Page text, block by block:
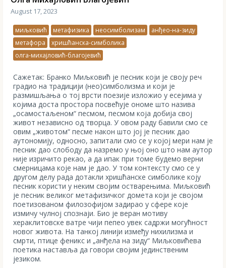
August 17, 2023
миљковић метафизика неосимболизам
aнђео-на-зиду
метафора
хришћанска-симболика
олга-михајловић-благојевић
Сажетак: Бранко Миљковић је песник који је своју реч
градио на традицији (нео)симболизма и који је
размишљања о тој врсти поезије изложио у есејима у
којима доста простора посвећује ономе што назива
„осамостаљеном“ песмом, песмом која добија свој
живот независно од творца. У овом раду бавили смо се
овим „животом“ песме након што јој је песник дао
аутономију, односно, запитали смо се у којој мери нам је
песник дао слободу да назремо у њој оно што нам аутор
није изричито рекао, а да ипак при томе будемо верни
смерницама које нам је дао. У том контексту смо се у
другом делу рада дотакли хришћанске симболике коју
песник користи у неким својим остварењима. Миљковић
је песник великог метафизичког домета који је својом
поетизованом филозофијом задирао у сфере које
измичу чулној спознаји. Био је веран мотиву
хераклитовске ватре чији пепео увек садржи могућност
новог живота. На танкој линији између нихилизма и
смрти, птице феникс и „анђела на зиду“ Миљковићева
поетика наставља да говори својим јединственим
језиком.